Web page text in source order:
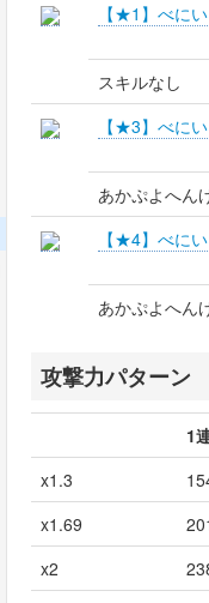
【★1】べに
スキルなし
【★3】べに
あかぷよへん
【★4】べに
あかぷよへん
攻撃力パターン
1
x1.3
x1.69
x2